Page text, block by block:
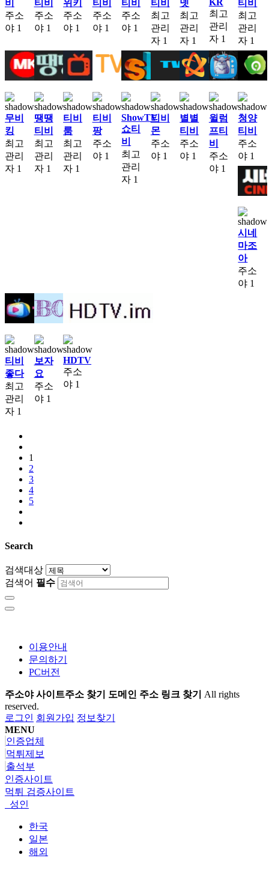
비
주소
야 1
티비
주소
야 1
위키
주소
야 1
티비
주소
야 1
티비
주소
야 1
티비
최고
관리
자 1
넷
최고
관리
자 1
KR
최고
관리
자 1
티비
최고
관리
자 1
무비
킹
최고
관리
자 1
땡땡
티비
최고
관리
자 1
티비
룸
최고
관리
자 1
티비
팡
주소
야 1
ShowTV
쇼티
비
최고
관리
자 1
티비
몬
주소
야 1
별별
티비
주소
야 1
윌럼
프티
비
주소
야 1
청양
티비
주소
야 1
시네
마조
아
주소
야 1
티비
좋다
최고
관리
자 1
보자
요
주소
야 1
HDTV
주소
야 1
1
2
3
4
5
Search
검색대상
검색어 필수
이용안내
문의하기
PC버전
주소야 사이트주소 찾기 도메인 주소 링크 찾기 All rights
reserved.
로그인 회원가입 정보찾기
MENU
인증업체
먹튀제보
출석부
인증사이트
먹튀 검증사이트
성인
한국
일본
해외